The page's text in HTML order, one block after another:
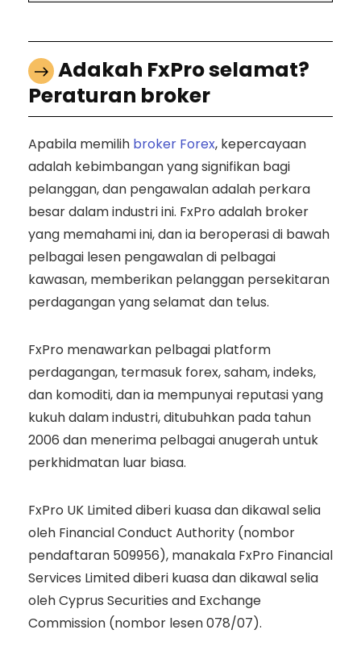
Adakah FxPro selamat?
Peraturan broker
Apabila memilih broker Forex, kepercayaan
adalah kebimbangan yang signifikan bagi
pelanggan, dan pengawalan adalah perkara
besar dalam industri ini. FxPro adalah broker
yang memahami ini, dan ia beroperasi di bawah
pelbagai lesen pengawalan di pelbagai
kawasan, memberikan pelanggan persekitaran
perdagangan yang selamat dan telus.
FxPro menawarkan pelbagai platform
perdagangan, termasuk forex, saham, indeks,
dan komoditi, dan ia mempunyai reputasi yang
kukuh dalam industri, ditubuhkan pada tahun
2006 dan menerima pelbagai anugerah untuk
perkhidmatan luar biasa.
FxPro UK Limited diberi kuasa dan dikawal selia
oleh Financial Conduct Authority (nombor
pendaftaran 509956), manakala FxPro Financial
Services Limited diberi kuasa dan dikawal selia
oleh Cyprus Securities and Exchange
Commission (nombor lesen 078/07).